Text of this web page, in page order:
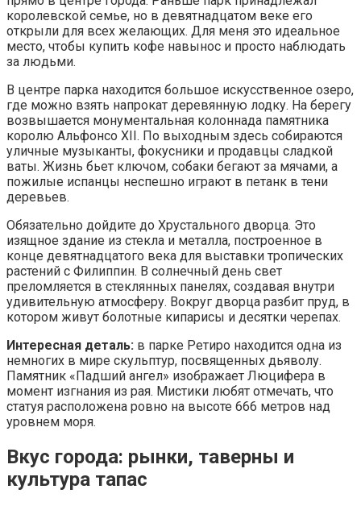
королевской семье, но в девятнадцатом веке его
открыли для всех желающих. Для меня это идеальное
место, чтобы купить кофе навынос и просто наблюдать
за людьми.
В центре парка находится большое искусственное озеро,
где можно взять напрокат деревянную лодку. На берегу
возвышается монументальная колоннада памятника
королю Альфонсо XII. По выходным здесь собираются
уличные музыканты, фокусники и продавцы сладкой
ваты. Жизнь бьет ключом, собаки бегают за мячами, а
пожилые испанцы неспешно играют в петанк в тени
деревьев.
Обязательно дойдите до Хрустального дворца. Это
изящное здание из стекла и металла, построенное в
конце девятнадцатого века для выставки тропических
растений с Филиппин. В солнечный день свет
преломляется в стеклянных панелях, создавая внутри
удивительную атмосферу. Вокруг дворца разбит пруд, в
котором живут болотные кипарисы и десятки черепах.
Интересная деталь: в парке Ретиро находится одна из
немногих в мире скульптур, посвященных дьяволу.
Памятник «Падший ангел» изображает Люцифера в
момент изгнания из рая. Мистики любят отмечать, что
статуя расположена ровно на высоте 666 метров над
уровнем моря.
Вкус города: рынки, таверны и
культура тапас